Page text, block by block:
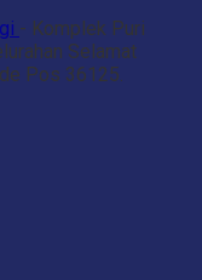
- Komplek Puri
Selamat
Pos 36125.